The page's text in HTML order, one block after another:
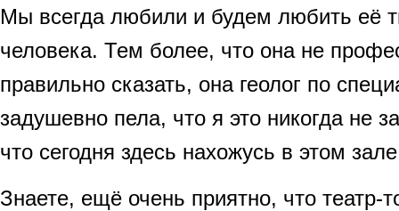
Мы всегда любили и будем любить её
человека. Тем более, что она не
правильно сказать, она геолог по
задушевно пела, что я это никогда не
что сегодня здесь нахожусь в этом
Знаете, ещё очень приятно, что театр-